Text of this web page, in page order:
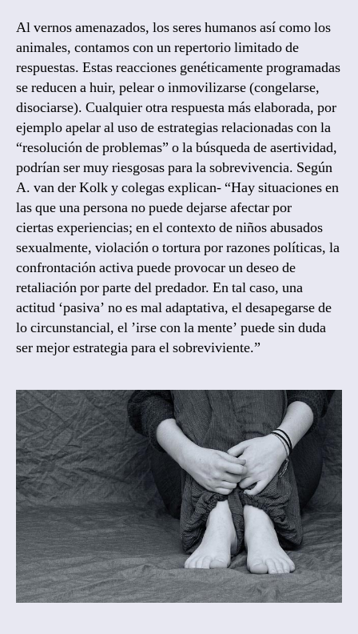
Al vernos amenazados, los seres humanos así como los
animales, contamos con un repertorio limitado de
respuestas. Estas reacciones genéticamente programadas
se reducen a huir, pelear o inmovilizarse (congelarse,
disociarse). Cualquier otra respuesta más elaborada, por
ejemplo apelar al uso de estrategias relacionadas con la
“resolución de problemas” o la búsqueda de asertividad,
podrían ser muy riesgosas para la sobrevivencia. Según
A. van der Kolk y colegas explican- “Hay situaciones en
las que una persona no puede dejarse afectar por
ciertas experiencias; en el contexto de niños abusados
sexualmente, violación o tortura por razones políticas, la
confrontación activa puede provocar un deseo de
retaliación por parte del predador. En tal caso, una
actitud ‘pasiva’ no es mal adaptativa, el desapegarse de
lo circunstancial, el ’irse con la mente’ puede sin duda
ser mejor estrategia para el sobreviviente.”